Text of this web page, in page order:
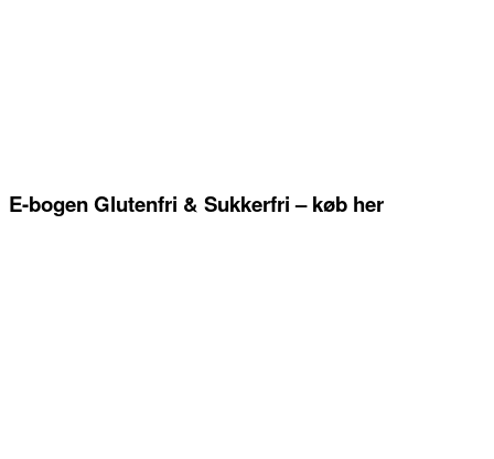
E-bogen Glutenfri & Sukkerfri – køb her